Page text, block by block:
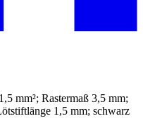
mm²; Rastermaß 3,5 mm;
1,5 mm; schwarz